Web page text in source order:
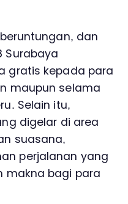
dan
Surabaya
gratis kepada para
maupun selama
Selain itu,
digelar di area
suasana,
perjalanan yang
makna bagi para